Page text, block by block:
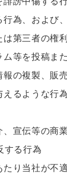
為、および
第三者の権
等を投稿ま
の複製、販
るような行
宣伝等の商
する行為
り当社が不